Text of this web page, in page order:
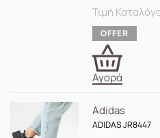
Αγορά
Adidas
ADIDAS JR8447